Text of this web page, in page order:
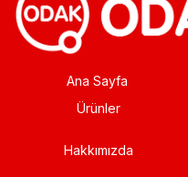
Ana Sayfa
Ürünler
Hakkımızda